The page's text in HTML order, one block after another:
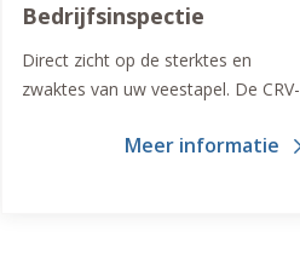
Bedrijfsinspectie
Direct zicht op de sterktes en
zwaktes van uw veestapel. De CRV-
oog voor goede koeien.
Meer informatie